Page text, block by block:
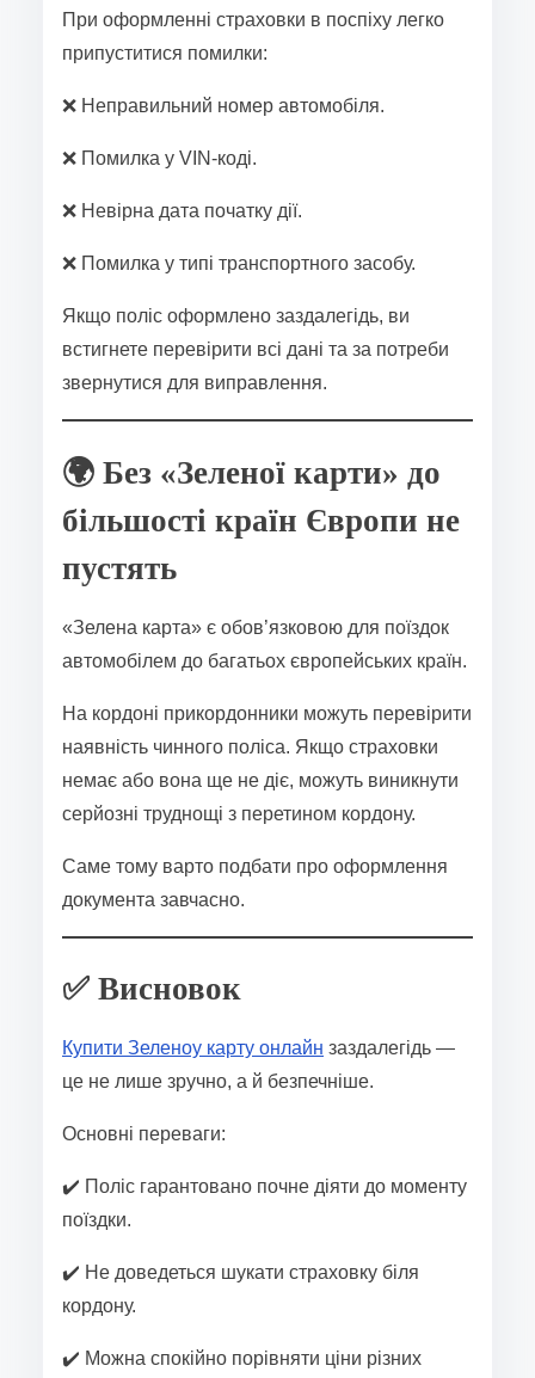
При оформленні страховки в поспіху легко
припуститися помилки:
❌ Неправильний номер автомобіля.
❌ Помилка у VIN-коді.
❌ Невірна дата початку дії.
❌ Помилка у типі транспортного засобу.
Якщо поліс оформлено заздалегідь, ви
встигнете перевірити всі дані та за потреби
звернутися для виправлення.
🌍 Без «Зеленої карти» до
більшості країн Європи не
пустять
«Зелена карта» є обов’язковою для поїздок
автомобілем до багатьох європейських країн.
На кордоні прикордонники можуть перевірити
наявність чинного поліса. Якщо страховки
немає або вона ще не діє, можуть виникнути
серйозні труднощі з перетином кордону.
Саме тому варто подбати про оформлення
документа завчасно.
✅ Висновок
Купити Зеленоу карту онлайн заздалегідь —
це не лише зручно, а й безпечніше.
Основні переваги:
✔️ Поліс гарантовано почне діяти до моменту
поїздки.
✔️ Не доведеться шукати страховку біля
кордону.
✔️ Можна спокійно порівняти ціни різних